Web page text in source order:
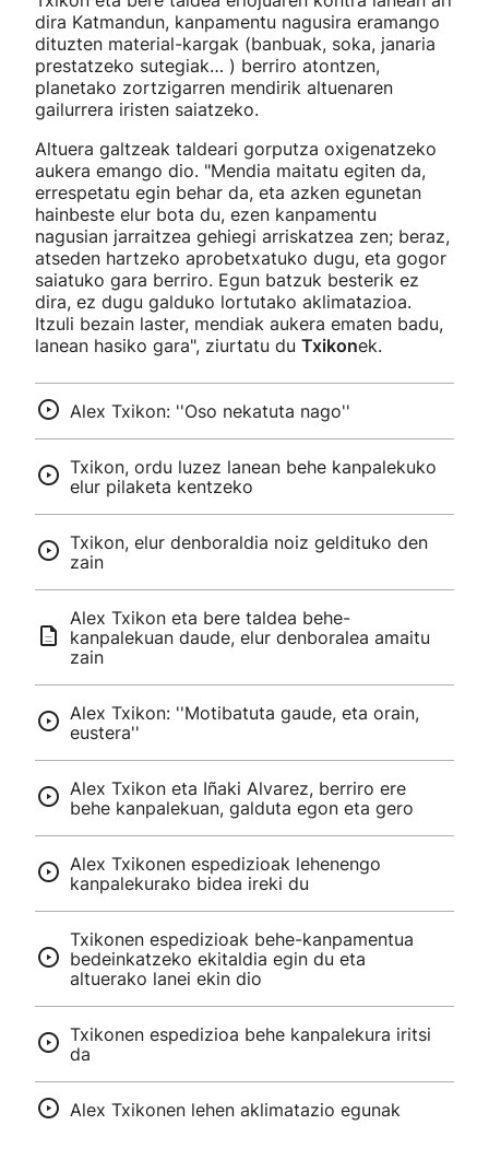
dira Katmandun, kanpamentu nagusira eramango
dituzten material-kargak (banbuak, soka, janaria
prestatzeko sutegiak… ) berriro atontzen,
planetako zortzigarren mendirik altuenaren
gailurrera iristen saiatzeko.
Altuera galtzeak taldeari gorputza oxigenatzeko
aukera emango dio. "Mendia maitatu egiten da,
errespetatu egin behar da, eta azken egunetan
hainbeste elur bota du, ezen kanpamentu
nagusian jarraitzea gehiegi arriskatzea zen; beraz,
atseden hartzeko aprobetxatuko dugu, eta gogor
saiatuko gara berriro. Egun batzuk besterik ez
dira, ez dugu galduko lortutako aklimatazioa.
Itzuli bezain laster, mendiak aukera ematen badu,
lanean hasiko gara", ziurtatu du Txikonek.
Alex Txikon: ''Oso nekatuta nago''
Txikon, ordu luzez lanean behe kanpalekuko
elur pilaketa kentzeko
Txikon, elur denboraldia noiz geldituko den
zain
Alex Txikon eta bere taldea behe-
kanpalekuan daude, elur denboralea amaitu
zain
Alex Txikon: ''Motibatuta gaude, eta orain,
eustera''
Alex Txikon eta Iñaki Alvarez, berriro ere
behe kanpalekuan, galduta egon eta gero
Alex Txikonen espedizioak lehenengo
kanpalekurako bidea ireki du
Txikonen espedizioak behe-kanpamentua
bedeinkatzeko ekitaldia egin du eta
altuerako lanei ekin dio
Txikonen espedizioa behe kanpalekura iritsi
da
Alex Txikonen lehen aklimatazio egunak